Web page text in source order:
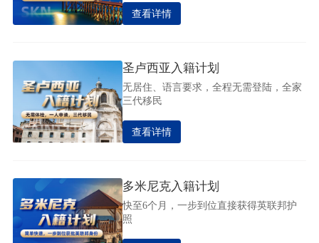
查看详情
圣卢西亚入籍计划
无居住、语言要求，全程无需登陆，全家
三代移民
查看详情
多米尼克入籍计划
快至6个月，一步到位直接获得英联邦护
照